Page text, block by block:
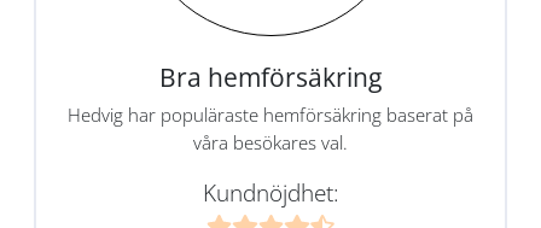
Bra hemförsäkring
Hedvig har populäraste hemförsäkring baserat på
våra besökares val.
Kundnöjdhet: